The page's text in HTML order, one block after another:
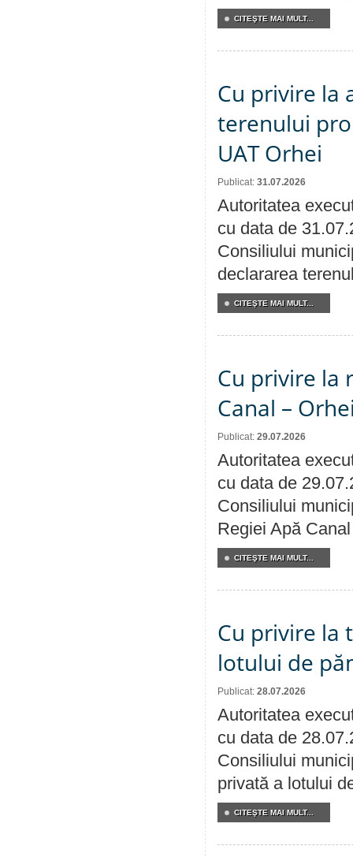
CITEŞTE MAI MULT...
Cu privire la
terenului
UAT Orhei
Publicat: 31.07.2026
Autoritatea
cu data de
Consiliului
declararea
CITEŞTE MAI MULT...
Cu privire la
Canal –
Publicat: 29.07.2026
Autoritatea
cu data de
Consiliului
Regiei Apă
CITEŞTE MAI MULT...
Cu privire la
lotului de
Publicat: 28.07.2026
Autoritatea
cu data de
Consiliului
privată a lotului
CITEŞTE MAI MULT...